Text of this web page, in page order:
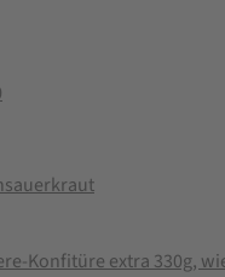
Konfitüre extra 330g,